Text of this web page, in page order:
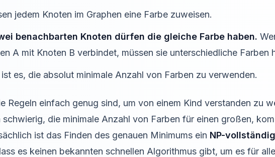
jedem Knoten im Graphen eine Farbe zuweisen.
benachbarten Knoten dürfen die gleiche Farbe haben.
A mit Knoten B verbindet, müssen sie unterschiedliche Farben
ist es, die absolut minimale Anzahl von Farben zu verwenden.
Regeln einfach genug sind, um von einem Kind verstanden zu
schwierig, die minimale Anzahl von Farben für einen großen,
ist das Finden des genauen Minimums ein NP-
es keinen bekannten schnellen Algorithmus gibt, um es für